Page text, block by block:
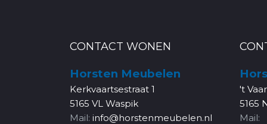
CONTACT WONEN
Horsten Meubelen
Kerkvaartsestraat 1
5165 VL Waspik
Mail: info@horstenmeubelen.nl
't
5165
Mail: